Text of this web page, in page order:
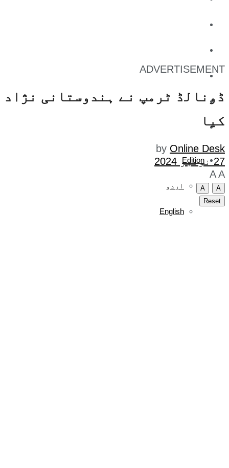
تفریح
صحت
آج کا اخبار
Edition
اردو
English
ADVERTISEMENT
ڈونالڈ ٹرمپ نے ہندوستانی
کیا
by Online Desk
27 نومبر 2024
A A
A
A
Reset